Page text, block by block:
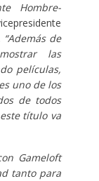
Hombre-
“Además de
las
películas,
uno de los
de todos
título va
Gameloft
tanto para